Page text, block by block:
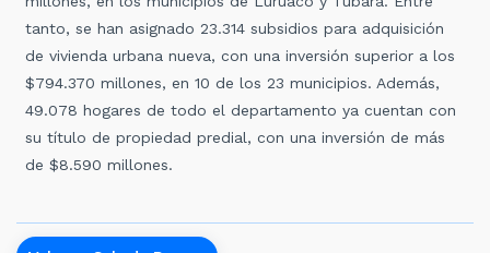
tanto, se han asignado 23.314 subsidios para adquisición
de vivienda urbana nueva, con una inversión superior a los
$794.370 millones, en 10 de los 23 municipios. Además,
49.078 hogares de todo el departamento ya cuentan con
su título de propiedad predial, con una inversión de más
de $8.590 millones.